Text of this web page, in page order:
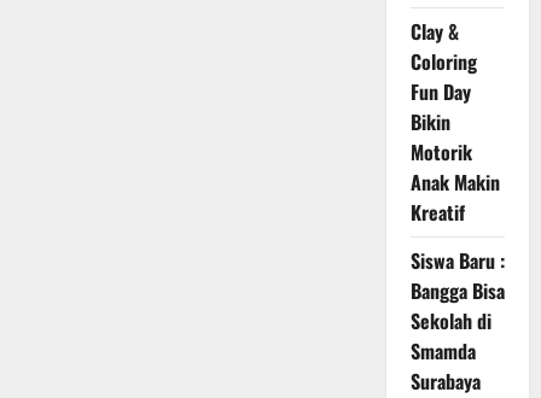
Clay &
Coloring
Fun Day
Bikin
Motorik
Anak Makin
Kreatif
Siswa Baru :
Bangga Bisa
Sekolah di
Smamda
Surabaya